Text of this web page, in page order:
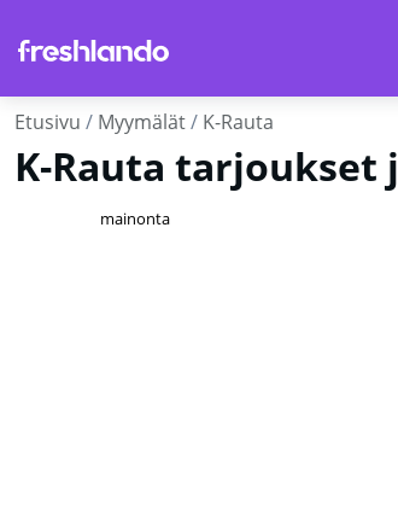
Etusivu Myymälät K-Rauta
K-Rauta tarjoukset
mainonta